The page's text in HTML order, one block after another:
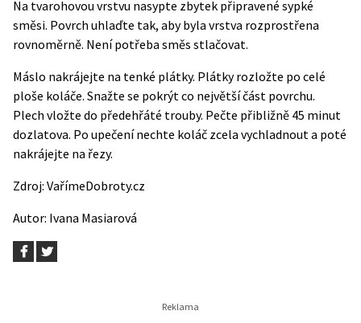
Na tvarohovou vrstvu nasypte zbytek připravené sypké
směsi. Povrch uhlaďte tak, aby byla vrstva rozprostřena
rovnoměrně. Není potřeba směs stlačovat.
Máslo nakrájejte na tenké plátky. Plátky rozložte po celé
ploše koláče. Snažte se pokrýt co největší část povrchu.
Plech vložte do předehřáté trouby. Pečte přibližně 45 minut
dozlatova. Po upečení nechte koláč zcela vychladnout a poté
nakrájejte na řezy.
Zdroj: VařímeDobroty.cz
Autor: Ivana Masiarová